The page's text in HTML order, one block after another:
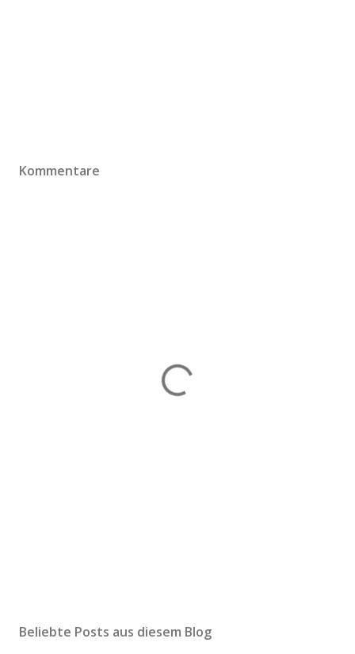
Kommentare
Beliebte Posts aus diesem Blog